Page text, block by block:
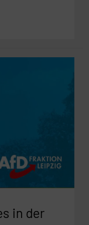
in der